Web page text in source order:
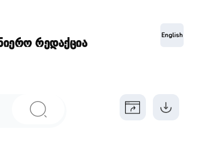
რედაქცია
English